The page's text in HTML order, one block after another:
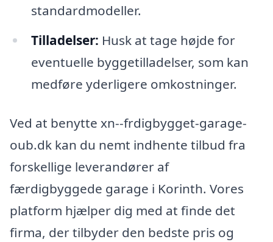
standardmodeller.
Tilladelser: Husk at tage højde for
eventuelle byggetilladelser, som kan
medføre yderligere omkostninger.
Ved at benytte xn--frdigbygget-garage-
oub.dk kan du nemt indhente tilbud fra
forskellige leverandører af
færdigbyggede garage i Korinth. Vores
platform hjælper dig med at finde det
firma, der tilbyder den bedste pris og